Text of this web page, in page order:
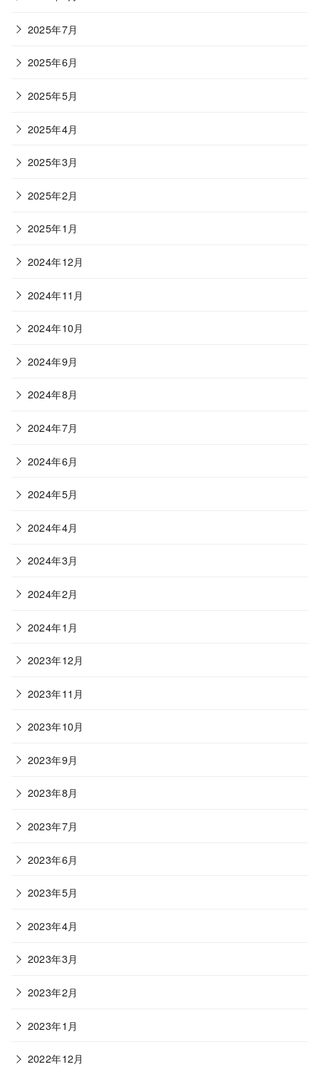
2025年7月
2025年6月
2025年5月
2025年4月
2025年3月
2025年2月
2025年1月
2024年12月
2024年11月
2024年10月
2024年9月
2024年8月
2024年7月
2024年6月
2024年5月
2024年4月
2024年3月
2024年2月
2024年1月
2023年12月
2023年11月
2023年10月
2023年9月
2023年8月
2023年7月
2023年6月
2023年5月
2023年4月
2023年3月
2023年2月
2023年1月
2022年12月